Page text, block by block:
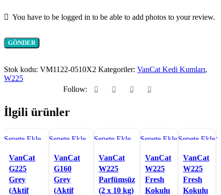
You have to be logged in to be able to add photos to your review.
Stok kodu: VM1122-0510X2 Kategoriler: VanCat Kedi Kumları,
W225
Follow:
İlgili ürünler
2 X 10 L
Sepete Ekle
VanCat
G225
Grey
(Aktif
G160
Sepete Ekle
VanCat
G160
Grey
(Aktif
2 X 10 K
Sepete Ekle
VanCat
W225
Parfümsüz
(2 x 10 kg)
2 X 10 K
Sepete Ekle
VanCat
W225
Fresh
Kokulu
4 X 5 K
Sepete Ekle
VanCat
W225
Fresh
Kokulu